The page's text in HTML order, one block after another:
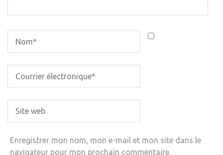
Enregistrer mon nom, mon e-mail et mon site dans le
navigateur pour mon prochain commentaire.